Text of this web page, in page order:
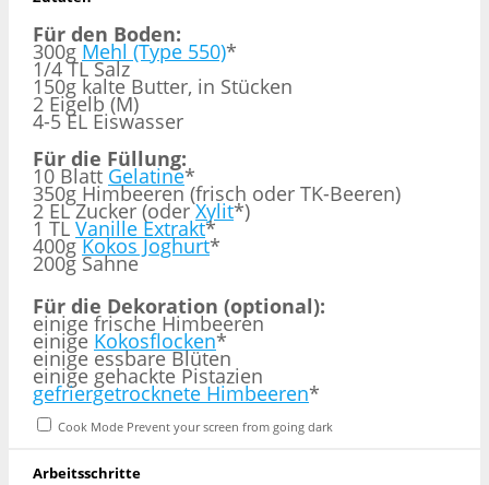
Für den Boden:
300g Mehl (Type 550)*
1/4 TL Salz
150g kalte Butter, in Stücken
2 Eigelb (M)
4-5 EL Eiswasser
Für die Füllung:
10 Blatt Gelatine*
350g Himbeeren (frisch oder TK-Beeren)
2 EL Zucker (oderXylit*)
1 TL Vanille Extrakt*
400gKokos Joghurt*
200g Sahne
Für die Dekoration (optional):
einige frische Himbeeren
einige Kokosflocken*
einige essbare Blüten
einige gehackte Pistazien
gefriergetrocknete Himbeeren*
Cook Mode Prevent your screen from going dark
Arbeitsschritte